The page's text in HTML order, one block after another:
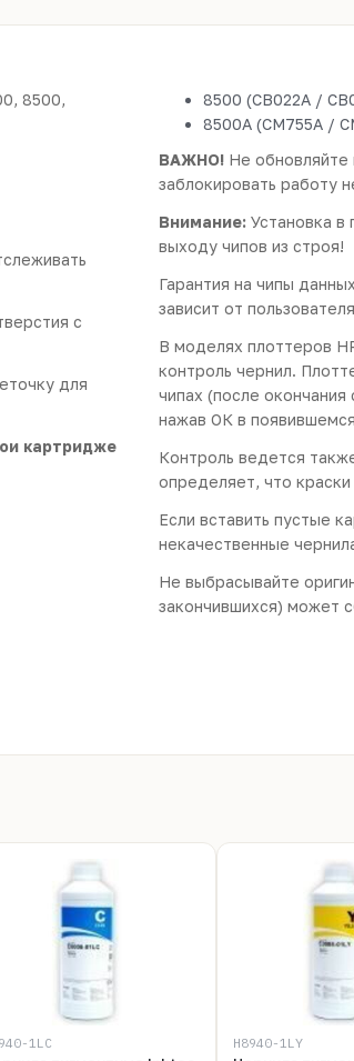
8500,
с
для
картридже
8500 (CB022A /
8500A (CM755A /
ВАЖНО! Не обновляйте
заблокировать работу
Внимание: Установка в
выходу чипов из строя!
Гарантия на чипы
зависит от
В моделях плоттеров
контроль чернил.
чипах (после
нажав ОК в
Контроль ведется
определяет, что
Если вставить пустые
некачественные
Не выбрасывайте
закончившихся) может
1LC H8940-1LY